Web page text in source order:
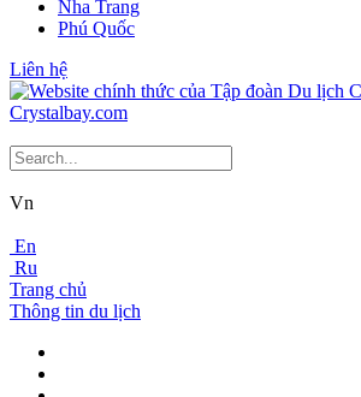
Nha Trang
Phú Quốc
Liên hệ
Vn
En
Ru
Trang chủ
Thông tin du lịch